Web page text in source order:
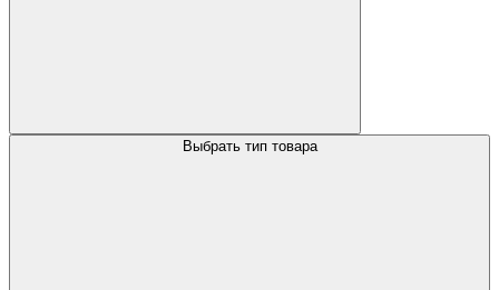
Выбрать тип товара